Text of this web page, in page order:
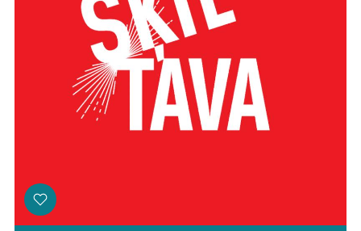
ThreadsFacebookYoutube
X Instagram
Flick